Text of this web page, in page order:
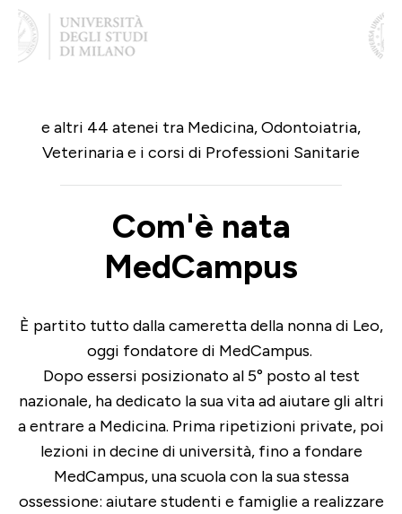
e altri 44 atenei tra Medicina, Odontoiatria,
Veterinaria e i corsi di Professioni Sanitarie
Com'è nata
MedCampus
È partito tutto dalla cameretta della nonna di Leo,
oggi fondatore di MedCampus.
Dopo essersi posizionato al 5° posto al test
nazionale, ha dedicato la sua vita ad aiutare gli altri
a entrare a Medicina. Prima ripetizioni private, poi
lezioni in decine di università, fino a fondare
MedCampus, una scuola con la sua stessa
ossessione: aiutare studenti e famiglie a realizzare